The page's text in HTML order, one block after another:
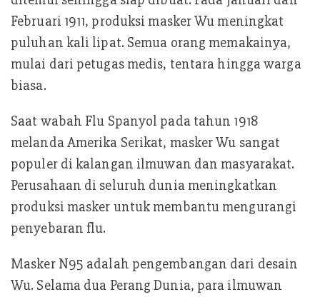
Februari 1911, produksi masker Wu meningkat
puluhan kali lipat. Semua orang memakainya,
mulai dari petugas medis, tentara hingga warga
biasa.
Saat wabah Flu Spanyol pada tahun 1918
melanda Amerika Serikat, masker Wu sangat
populer di kalangan ilmuwan dan masyarakat.
Perusahaan di seluruh dunia meningkatkan
produksi masker untuk membantu mengurangi
penyebaran flu.
Masker N95 adalah pengembangan dari desain
Wu. Selama dua Perang Dunia, para ilmuwan